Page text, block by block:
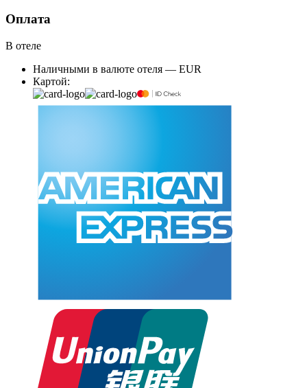
Оплата
В отеле
Наличными в валюте отеля — EUR
Картой: